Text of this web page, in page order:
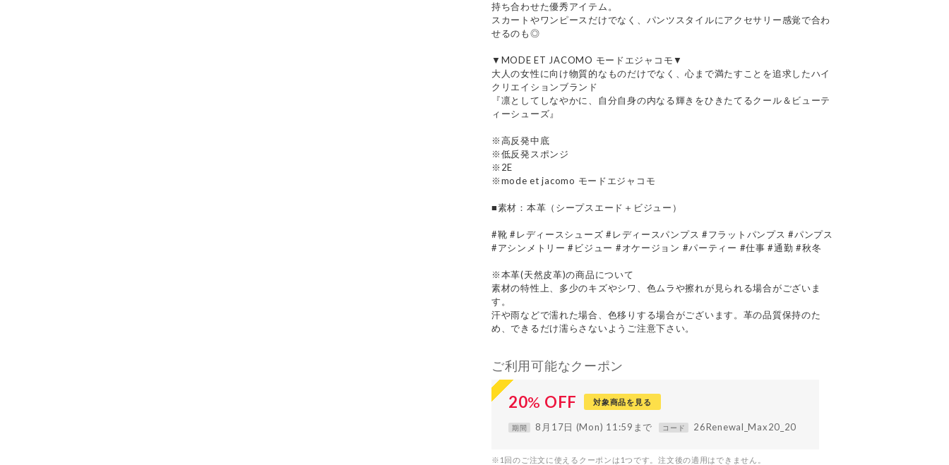
持ち合わせた優秀アイテム。
スカートやワンピースだけでなく、パンツスタイルにアクセサリー感覚で合わ
せるのも◎
▼MODE ET JACOMO モードエジャコモ▼
大人の女性に向け物質的なものだけでなく、心まで満たすことを追求したハイ
クリエイションブランド
『凛としてしなやかに、自分自身の内なる輝きをひきたてるクール＆ビューテ
ィーシューズ』
※高反発中底
※低反発スポンジ
※2E
※mode et jacomo モードエジャコモ
■素材：本革（シープスエード＋ビジュー）
#靴 #レディースシューズ #レディースパンプス #フラットパンプス #パンプス
#アシンメトリー #ビジュー #オケージョン #パーティー #仕事 #通勤 #秋冬
※本革(天然皮革)の商品について
素材の特性上、多少のキズやシワ、色ムラや擦れが見られる場合がございま
す。
汗や雨などで濡れた場合、色移りする場合がございます。革の品質保持のた
め、できるだけ濡らさないようご注意下さい。
ご利用可能なクーポン
20% OFF 対象商品を見る
期間 8月17日 (Mon) 11:59まで コード 26Renewal_Max20_20
※1回のご注文に使えるクーポンは1つです。注文後の適用はできません。